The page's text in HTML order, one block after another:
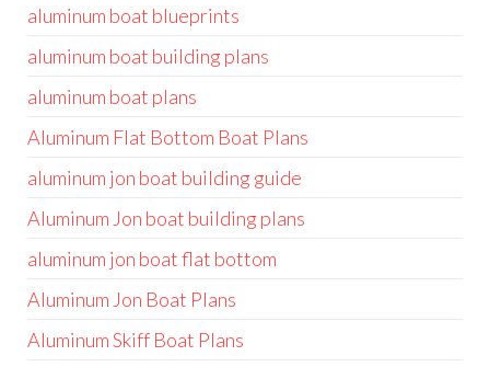
aluminum boat blueprints
aluminum boat building plans
aluminum boat plans
Aluminum Flat Bottom Boat Plans
aluminum jon boat building guide
Aluminum Jon boat building plans
aluminum jon boat flat bottom
Aluminum Jon Boat Plans
Aluminum Skiff Boat Plans